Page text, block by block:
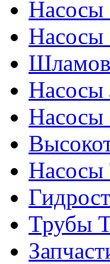
Насосы
Насосы
Насосы
Насосы
Трубы